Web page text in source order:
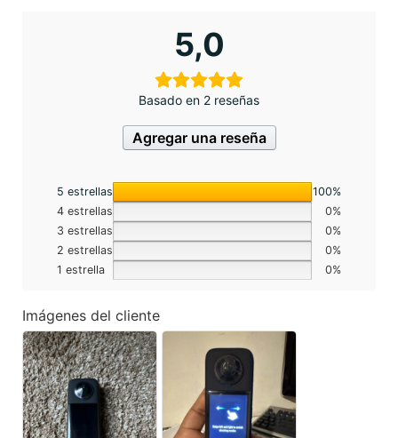
5,0
Basado en 2 reseñas
Agregar una reseña
5 estrellas
100%
4 estrellas
0%
3 estrellas
0%
2 estrellas
0%
1 estrella
0%
Imágenes del cliente